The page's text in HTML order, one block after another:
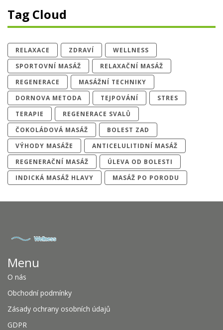
Tag Cloud
RELAXACE ZDRAVÍ
WELLNESS
SPORTOVNÍ MASÁŽ
RELAXAČNÍ MASÁŽ
REGENERACE
MASÁŽNÍ TECHNIKY
DORNOVA METODA
TEJPOVÁNÍ
STRES
TERAPIE
REGENERACE SVALŮ
ČOKOLÁDOVÁ MASÁŽ
BOLEST ZAD
VÝHODY MASÁŽE
ANTICELULITIDNÍ MASÁŽ
REGENERAČNÍ MASÁŽ
ÚLEVA OD BOLESTI
INDICKÁ MASÁŽ HLAVY
MASÁŽ PO PORODU
Menu
O nás
Obchodní podmínky
Zásady ochrany osobních údajů
GDPR